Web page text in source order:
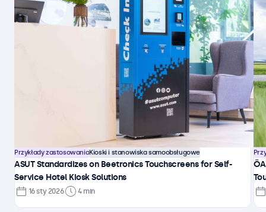
Przykłady zastosowaniaKioski i stanowiska samoobsługowe
ASUT Standardizes on Beetronics Touchscreens for Self-
Service Hotel Kiosk Solutions
16 sty 2026 4 min